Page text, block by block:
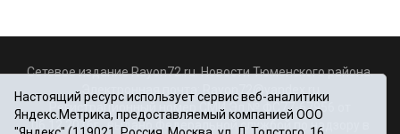
Сетевое издание Rayon72.ru. Новости Тюменского района.
Rayon72@yandex.ru
Регистрационный номер СМИ Эл № ФС77-67956 от
06.12.2016г., выдано Федеральной службой по надзору в
Настоящий ресурс использует сервис веб-аналитики
Яндекс.Метрика, предоставляемый компанией ООО